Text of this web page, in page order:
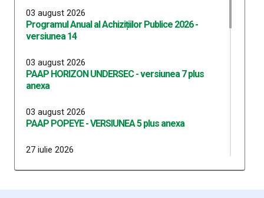
03 august 2026
Programul Anual al Achizițiilor Publice 2026 -
versiunea 14
03 august 2026
PAAP HORIZON UNDERSEC - versiunea 7 plus
anexa
03 august 2026
PAAP POPEYE - VERSIUNEA 5 plus anexa
27 iulie 2026